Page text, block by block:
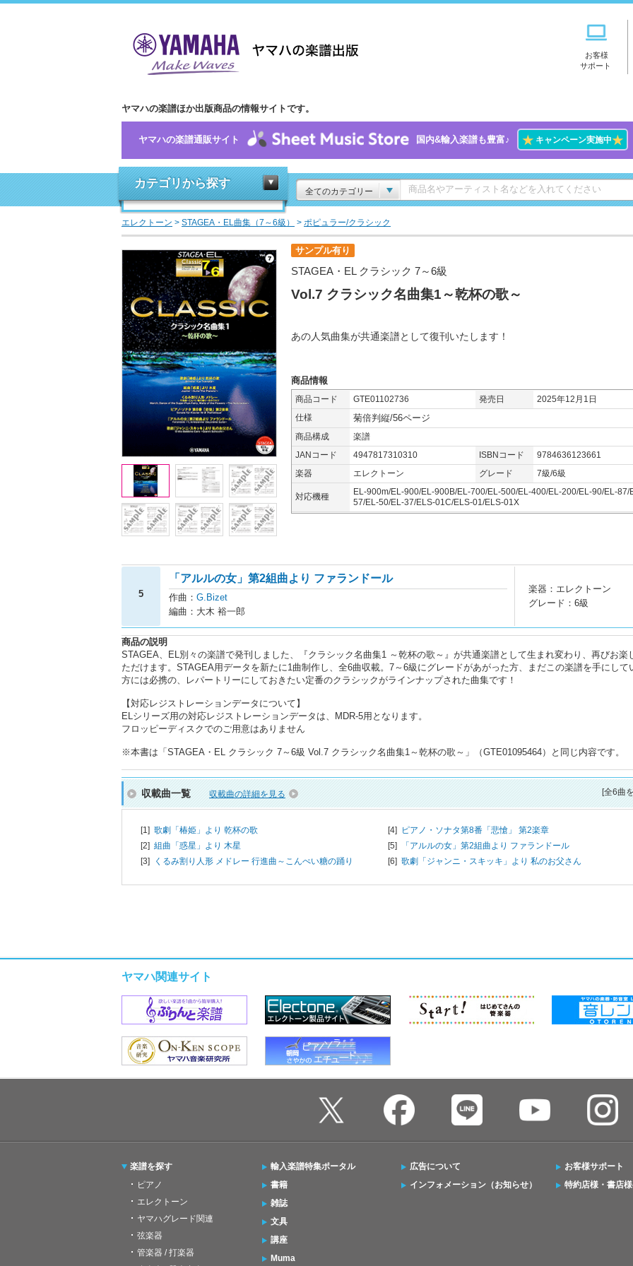
お客様
サポート
ヤマハの楽譜ほか出版商品の情報サイトです。
ヤマハの楽譜通販サイト 国内&輸入楽譜も豊富♪ ★キャンペーン実施中★
カテゴリから探す
全てのカテゴリー
エレクトーン > STAGEA・EL曲集（7～6級） > ポピュラー/クラシック
サンプル有り
STAGEA・EL クラシック 7～6級
Vol.7 クラシック名曲集1～乾杯の歌～
あの人気曲集が共通楽譜として復刊いたします！
商品情報
商品コード GTE01102736 発売日
2025年12月1日
仕様
菊倍判縦/56ページ
商品構成
楽譜
JANコード
4947817310310 ISBNコード
9784636123661
楽器
エレクトーン グレード 7級/6級
対応機種
EL-900m/EL-900/EL-900B/EL-700/EL-500/EL-400/EL-200/EL-90/EL-87/
57/EL-50/EL-37/ELS-01C/ELS-01/ELS-01X
5
「アルルの女」第2組曲より ファランドール
作曲： G.Bizet
編曲：大木 裕一郎
楽器：エレクトーン
グレード：6級
商品の説明
STAGEA、EL別々の楽譜で発刊しました、『クラシック名曲集1 ～乾杯の歌～』が共通楽譜として生まれ変わり、再びお楽
ただけます。STAGEA用データを新たに1曲制作し、全6曲収載。7～6級にグレードがあがった方、まだこの楽譜を手にして
方には必携の、レパートリーにしておきたい定番のクラシックがラインナップされた曲集です！
【対応レジストレーションデータについて】
ELシリーズ用の対応レジストレーションデータは、MDR-5用となります。
フロッピーディスクでのご用意はありません
※本書は「STAGEA・EL クラシック 7～6級 Vol.7 クラシック名曲集1～乾杯の歌～」（GTE01095464）と同じ内容です。
収載曲一覧 収載曲の詳細を見る [全6曲
[1] 歌劇「椿姫」より 乾杯の歌
[2] 組曲「惑星」より 木星
[3]
くるみ割り人形 メドレー 行進曲～こんぺい糖の踊り
[4] ピアノ・ソナタ第8番「悲愴」 第2楽章
[5]
「アルルの女」第2組曲より ファランドール
[6] 歌劇「ジャンニ・スキッキ」より 私のお父さん
ヤマハ関連サイト
楽譜を探す
ピアノ
エレクトーン
ヤマハグレード関連
弦楽器
管楽器 / 打楽器
輸入楽譜特集ポータル
書籍
雑誌
文具
講座
Muma
広告について
インフォメーション（お知らせ）
お客様サポート
特約店様・書店